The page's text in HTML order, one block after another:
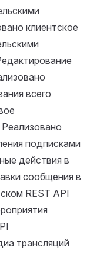
клиентское
всего
подписками
действия в
сообщения в
REST API
трансляций